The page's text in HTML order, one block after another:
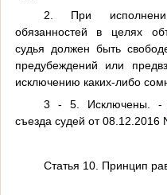
2. При
обязанностей в целях
судья должен быть
предубеждений или
исключению каких-либо
3 - 5. Исключены. -
съезда судей от 08.12.2016
Статья 10. Принцип